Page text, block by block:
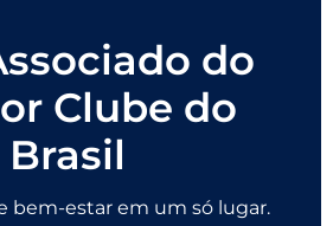
do
Clube do
Brasil
bem-estar em um só lugar.